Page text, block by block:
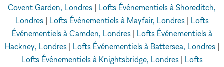
Covent Garden, Londres
Lofts Événementiels à Shoreditch,
Londres| Lofts Événementiels à Mayfair, Londres| Lofts
Événementiels à Camden, Londres| Lofts Événementiels à
Hackney, Londres| Lofts Événementiels à Battersea, Londres|
Lofts Événementiels à Knightsbridge, Londres| Lofts